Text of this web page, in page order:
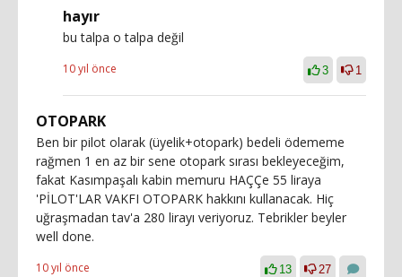
hayır
bu talpa o talpa değil
10 yıl önce 3 1
OTOPARK
Ben bir pilot olarak (üyelik+otopark) bedeli ödememe
rağmen 1 en az bir sene otopark sırası bekleyeceğim,
fakat Kasımpaşalı kabin memuru HAÇÇe 55 liraya
'PİLOT'LAR VAKFI OTOPARK hakkını kullanacak. Hiç
uğraşmadan tav'a 280 lirayı veriyoruz. Tebrikler beyler
well done.
10 yıl önce 13 27